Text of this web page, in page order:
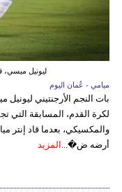
ليونيل ميسي،
ميامي - عُمان اليوم
بات النجم الأرجنتيني
لكرة القدم، المسابقة التي
أرضه ض�... المزيد